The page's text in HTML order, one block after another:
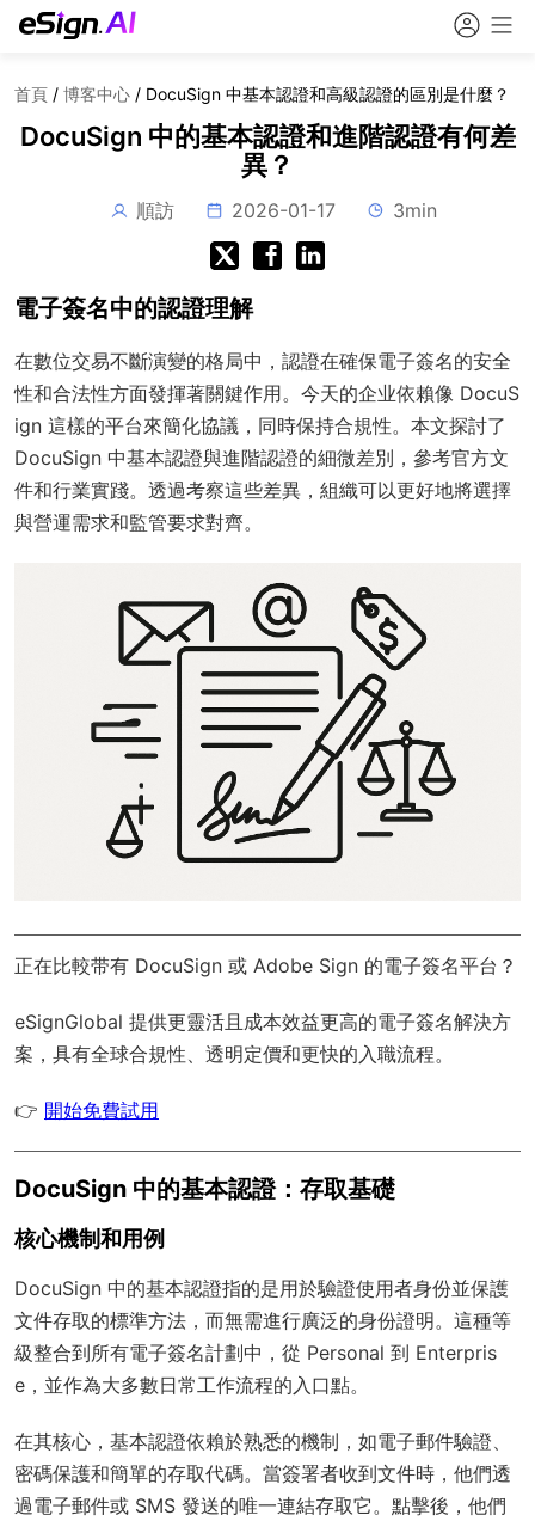
首頁 / 博客中心 / DocuSign 中基本認證和高級認證的區別是什麼？
DocuSign 中的基本認證和進階認證有何差
異？
順訪 2026-01-17 3min
電子簽名中的認證理解
在數位交易不斷演變的格局中，認證在確保電子簽名的安全
性和合法性方面發揮著關鍵作用。今天的企业依賴像 DocuS
ign 這樣的平台來簡化協議，同時保持合規性。本文探討了
DocuSign 中基本認證與進階認證的細微差別，參考官方文
件和行業實踐。透過考察這些差異，組織可以更好地將選擇
與營運需求和監管要求對齊。
正在比較带有 DocuSign 或 Adobe Sign 的電子簽名平台？
eSignGlobal 提供更靈活且成本效益更高的電子簽名解決方
案，具有全球合規性 、透明定價和更快的入職流程。
👉 開始免費試用
DocuSign 中的基本認證：存取基礎
核心機制和用例
DocuSign 中的基本認證指的是用於驗證使用者身份並保護
文件存取的標準方法，而無需進行廣泛的身份證明。這種等
級整合到所有電子簽名計劃中，從 Personal 到 Enterpris
e，並作為大多數日常工作流程的入口點。
在其核心，基本認證依賴於熟悉的機制，如電子郵件驗證、
密碼保護和簡單的存取代碼。當簽署者收到文件時，他們透
過電子郵件或 SMS 發送的唯一連結存取它。點擊後，他們